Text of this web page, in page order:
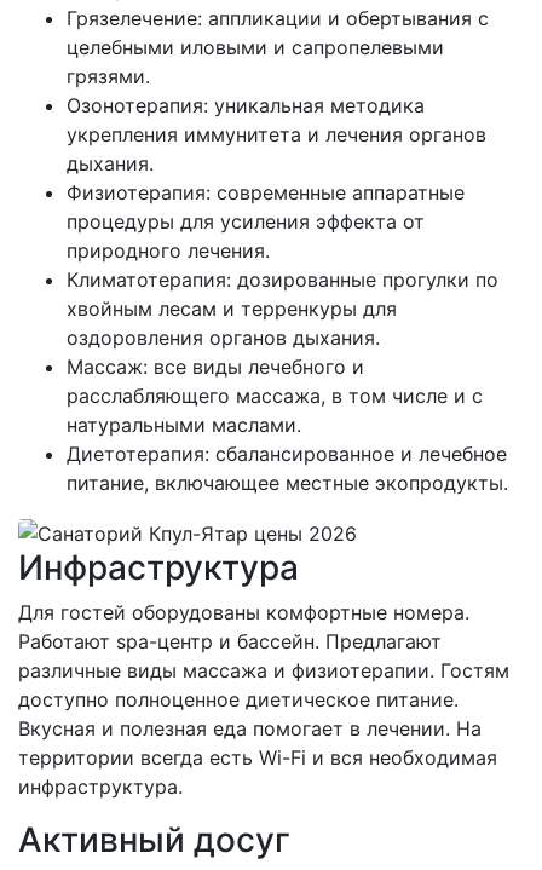
Грязелечение: аппликации и обертывания с
целебными иловыми и сапропелевыми
грязями.
Озонотерапия: уникальная методика
укрепления иммунитета и лечения органов
дыхания.
Физиотерапия: современные аппаратные
процедуры для усиления эффекта от
природного лечения.
Климатотерапия: дозированные прогулки по
хвойным лесам и терренкуры для
оздоровления органов дыхания.
Массаж: все виды лечебного и
расслабляющего массажа, в том числе и с
натуральными маслами.
Диетотерапия: сбалансированное и лечебное
питание, включающее местные экопродукты.
Инфраструктура
Для гостей оборудованы комфортные номера.
Работают spa-центр и бассейн. Предлагают
различные виды массажа и физиотерапии. Гостям
доступно полноценное диетическое питание.
Вкусная и полезная еда помогает в лечении. На
территории всегда есть Wi-Fi и вся необходимая
инфраструктура.
Активный досуг